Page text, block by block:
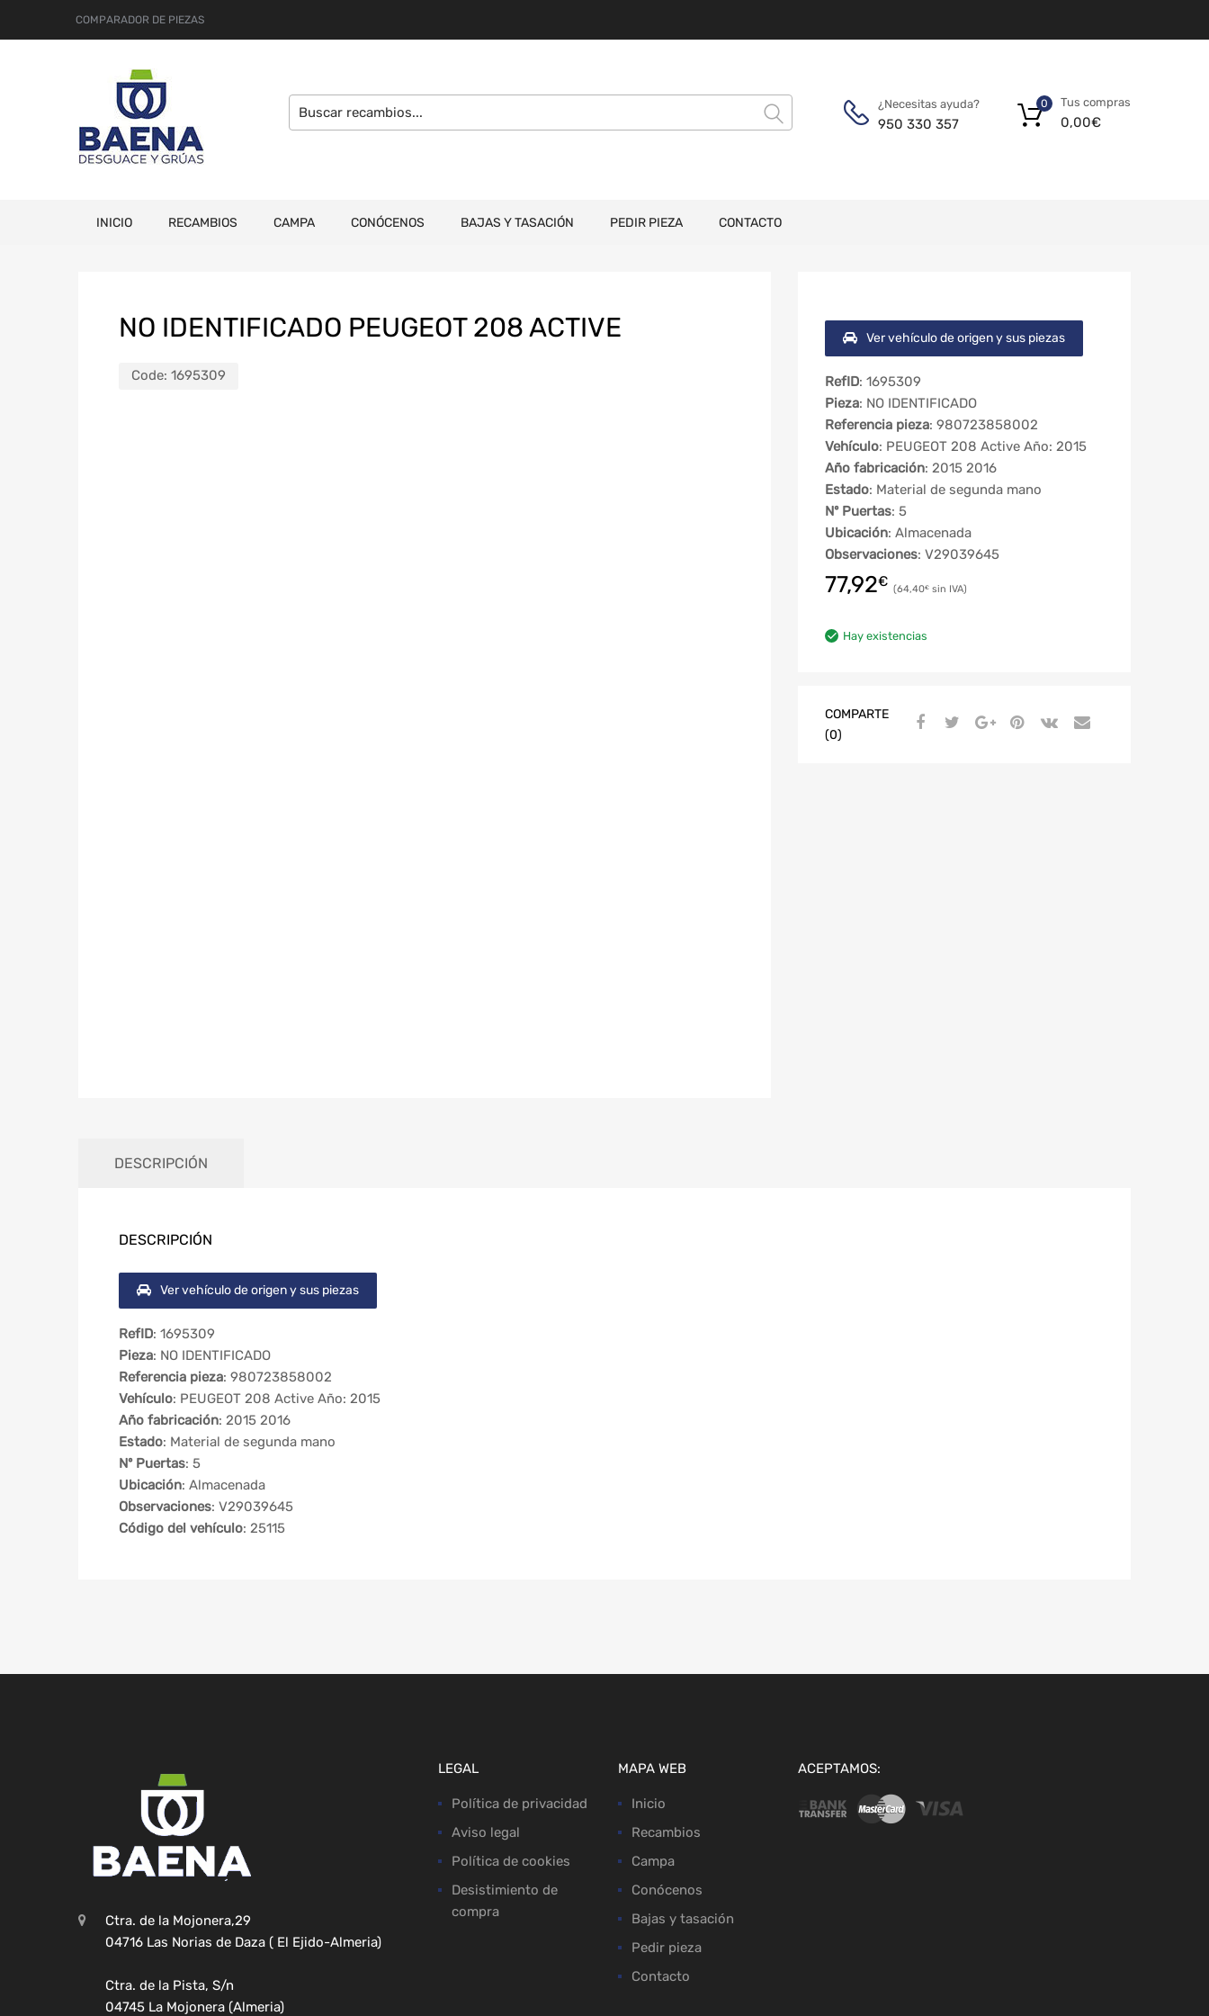
COMPARADOR DE PIEZAS
¿Necesitas ayuda?
950 330 357
Tus compras
0,00€
0
INICIO RECAMBIOS CAMPA CONÓCENOS BAJAS Y TASACIÓN PEDIR PIEZA CONTACTO
NO IDENTIFICADO PEUGEOT 208 ACTIVE
Code: 1695309
Ver vehículo de origen y sus piezas
RefID: 1695309
Pieza: NO IDENTIFICADO
Referencia pieza: 980723858002
Vehículo: PEUGEOT 208 Active Año: 2015
Año fabricación: 2015 2016
Estado: Material de segunda mano
Nº Puertas: 5
Ubicación: Almacenada
Observaciones: V29039645
77,92€ 64,40€
Hay existencias
COMPARTE
(0)
DESCRIPCIÓN
DESCRIPCIÓN
Ver vehículo de origen y sus piezas
RefID: 1695309
Pieza: NO IDENTIFICADO
Referencia pieza: 980723858002
Vehículo: PEUGEOT 208 Active Año: 2015
Año fabricación: 2015 2016
Estado: Material de segunda mano
Nº Puertas: 5
Ubicación: Almacenada
Observaciones: V29039645
Código del vehículo: 25115
Ctra. de la Mojonera,29
04716 Las Norias de Daza ( El Ejido-Almeria)
Ctra. de la Pista, S/n
04745 La Mojonera (Almeria)
LEGAL
Política de privacidad
Aviso legal
Política de cookies
Desistimiento de
compra
MAPA WEB
Inicio
Recambios
Campa
Conócenos
Bajas y tasación
Pedir pieza
Contacto
ACEPTAMOS: